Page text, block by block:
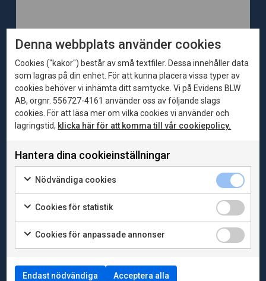
2026-06-04 Publikationer
Bortom skuldkvoten – en nyanserad bild av
hushållens skulder, tillgångar och motståndskraft
som fastnar i den offentliga debatten. Vi som följer
di...
Denna webbplats använder cookies
Cookies ("kakor") består av små textfiler. Dessa innehåller data
som lagras på din enhet. För att kunna placera vissa typer av
cookies behöver vi inhämta ditt samtycke. Vi på Evidens BLW
AB, orgnr. 556727-4161 använder oss av följande slags
cookies. För att läsa mer om vilka cookies vi använder och
lagringstid, klicka här för att komma till vår cookiepolicy.
Hantera dina cookieinställningar
Nödvändiga cookies
Cookies för statistik
Cookies för anpassade annonser
Endast nödvändiga Acceptera alla